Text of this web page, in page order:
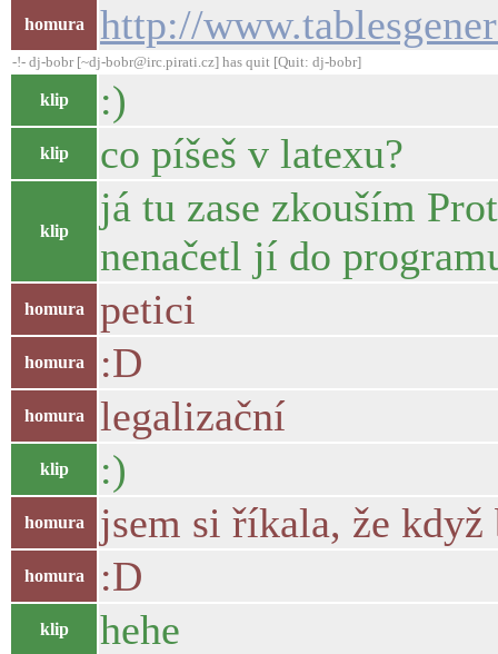
homura http://
-!- dj-bobr [~dj-bobr@irc.pirati.cz] has quit [Quit: dj-bobr]
klip :)
klip co píšeš v latexu?
klip
já tu zase zkouším
nenačetl jí do
homura petici
homura :D
homura legalizační
klip :)
homura jsem si říkala, že když
homura :D
klip hehe